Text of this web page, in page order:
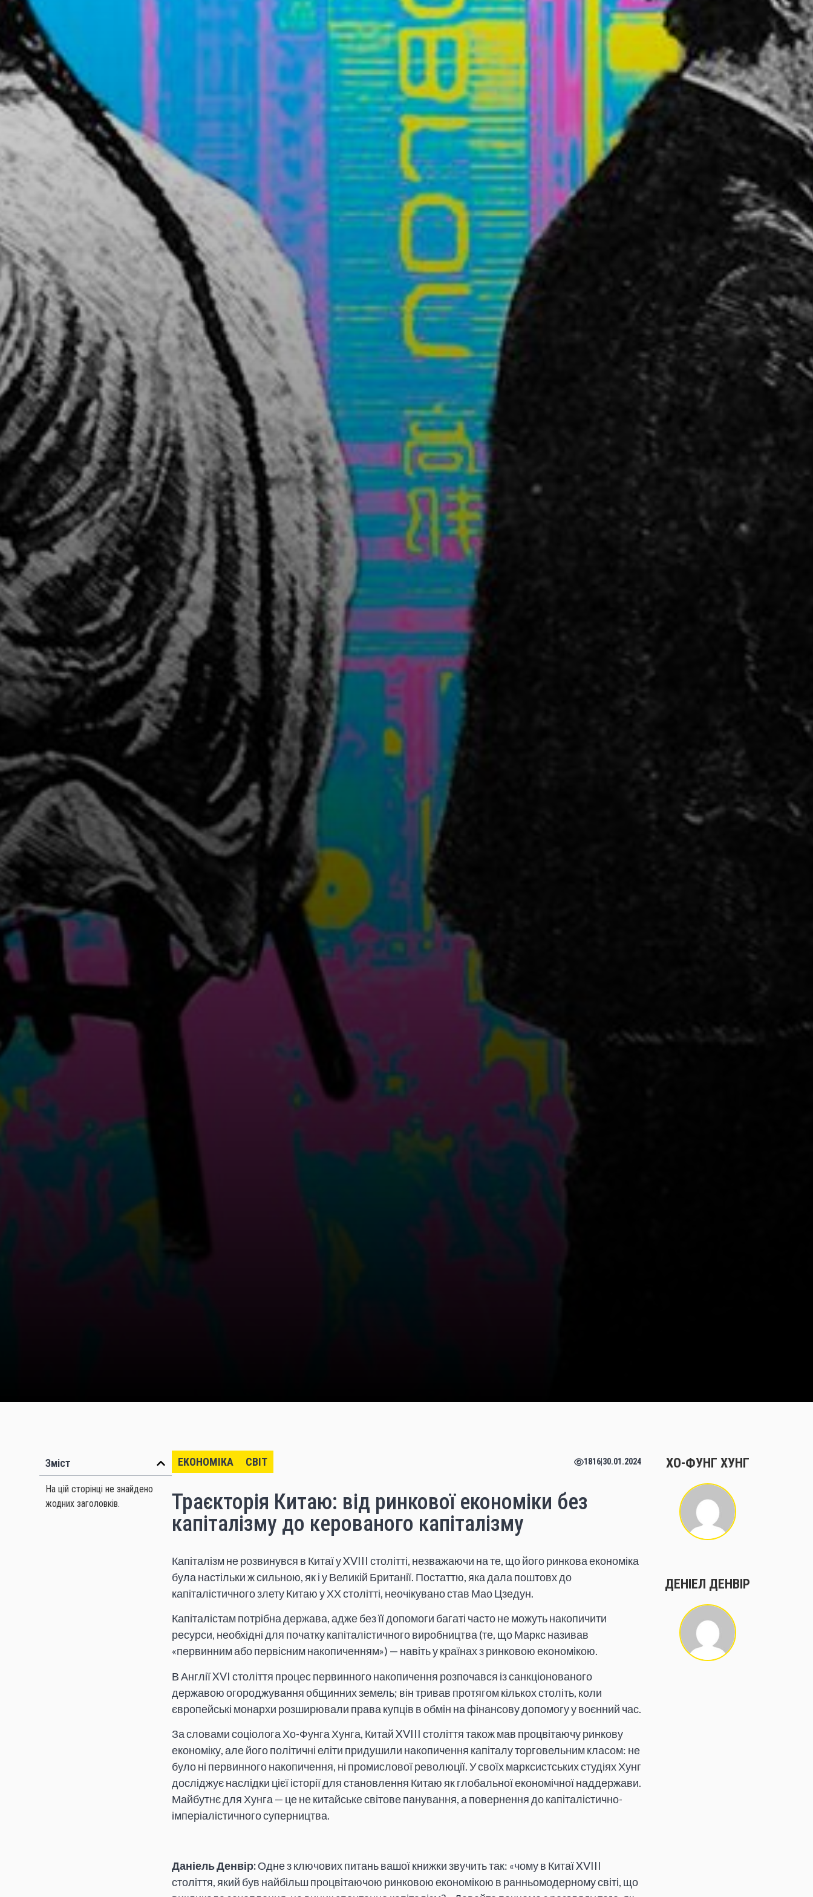
Зміст
На цій сторінці не знайдено
жодних заголовків.
ЕКОНОМІКА СВІТ 1816 30.01.2024
Траєкторія Китаю: від ринкової економіки без
капіталізму до керованого капіталізму
Капіталізм не розвинувся в Китаї у XVIII столітті, незважаючи на те, що його ринкова економіка
була настільки ж сильною, як і у Великій Британії. Постаттю, яка дала поштовх до
капіталістичного злету Китаю у ХХ столітті, неочікувано став Мао Цзедун.
Капіталістам потрібна держава, адже без її допомоги багаті часто не можуть накопичити
ресурси, необхідні для початку капіталістичного виробництва (те, що Маркс називав
«первинним або первісним накопиченням») — навіть у країнах з ринковою економікою.
В Англії XVI століття процес первинного накопичення розпочався із санкціонованого
державою огороджування общинних земель; він тривав протягом кількох століть, коли
європейські монархи розширювали права купців в обмін на фінансову допомогу у воєнний час.
За словами соціолога Хо-Фунга Хунга, Китай XVIII століття також мав процвітаючу ринкову
економіку, але його політичні еліти придушили накопичення капіталу торговельним класом: не
було ні первинного накопичення, ні промислової революції. У своїх марксистських студіях Хунг
досліджує наслідки цієї історії для становлення Китаю як глобальної економічної наддержави.
Майбутнє для Хунга — це не китайське світове панування, а повернення до капіталістично-
імперіалістичного суперництва.
Даніель Денвір:Одне з ключових питань вашої книжки звучить так: «чому в Китаї XVIII
століття, який був найбільш процвітаючою ринковою економікою в ранньомодерному світі, що
ХО-ФУНГ ХУНГ
ДЕНІЕЛ ДЕНВІР